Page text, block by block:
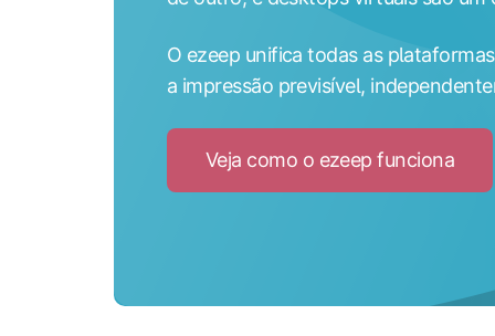
O ezeep unifica todas as
a impressão previsível,
Veja como o ezeep funcionaClick
to